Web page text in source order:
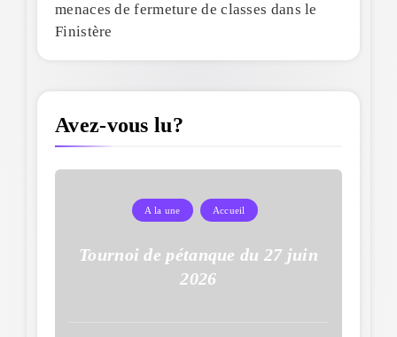
menaces de fermeture de classes dans le
Finistère
Avez-vous lu?
A la une Accueil
Tournoi de pétanque du 27 juin
2026